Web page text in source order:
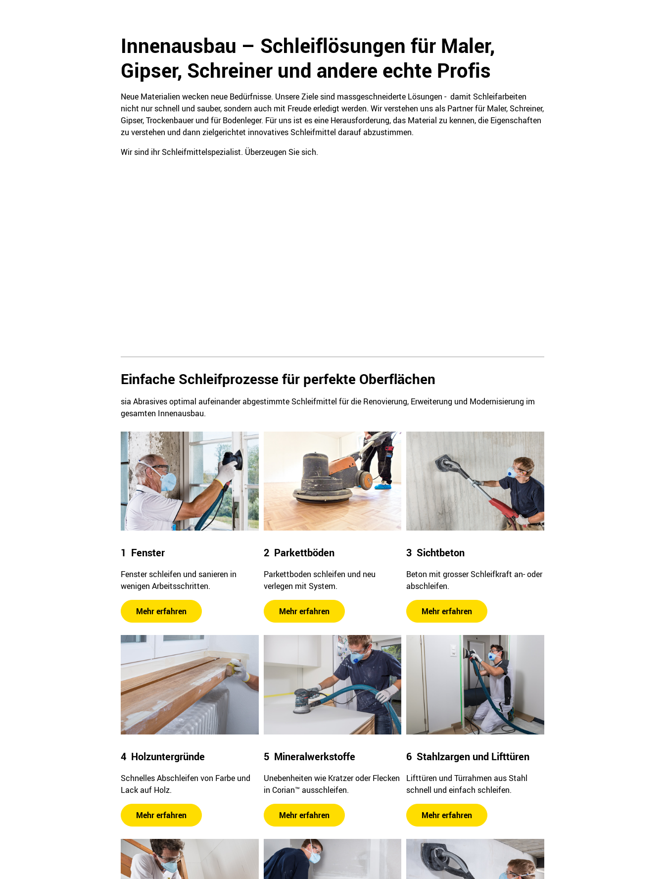
Innenausbau – Schleiflösungen für Maler,
Gipser, Schreiner und andere echte Profis
Neue Materialien wecken neue Bedürfnisse. Unsere Ziele sind massgeschneiderte Lösungen - damit Schleifarbeiten
nicht nur schnell und sauber, sondern auch mit Freude erledigt werden. Wir verstehen uns als Partner für Maler, Schreiner,
Gipser, Trockenbauer und für Bodenleger. Für uns ist es eine Herausforderung, das Material zu kennen, die Eigenschaften
zu verstehen und dann zielgerichtet innovatives Schleifmittel darauf abzustimmen.
Wir sind ihr Schleifmittelspezialist. Überzeugen Sie sich.
Einfache Schleifprozesse für perfekte Oberflächen
sia Abrasives optimal aufeinander abgestimmte Schleifmittel für die Renovierung, Erweiterung und Modernisierung im
gesamten Innenausbau.
1 Fenster
Fenster schleifen und sanieren in
wenigen Arbeitsschritten.
Mehr erfahren
2 Parkettböden
Parkettboden schleifen und neu
verlegen mit System.
Mehr erfahren
3 Sichtbeton
Beton mit grosser Schleifkraft an- oder
abschleifen.
Mehr erfahren
4 Holzuntergründe
Schnelles Abschleifen von Farbe und
Lack auf Holz.
Mehr erfahren
5 Mineralwerkstoffe
Unebenheiten wie Kratzer oder Flecken
in Corian™ ausschleifen.
Mehr erfahren
6 Stahlzargen und Lifttüren
Lifttüren und Türrahmen aus Stahl
schnell und einfach schleifen.
Mehr erfahren